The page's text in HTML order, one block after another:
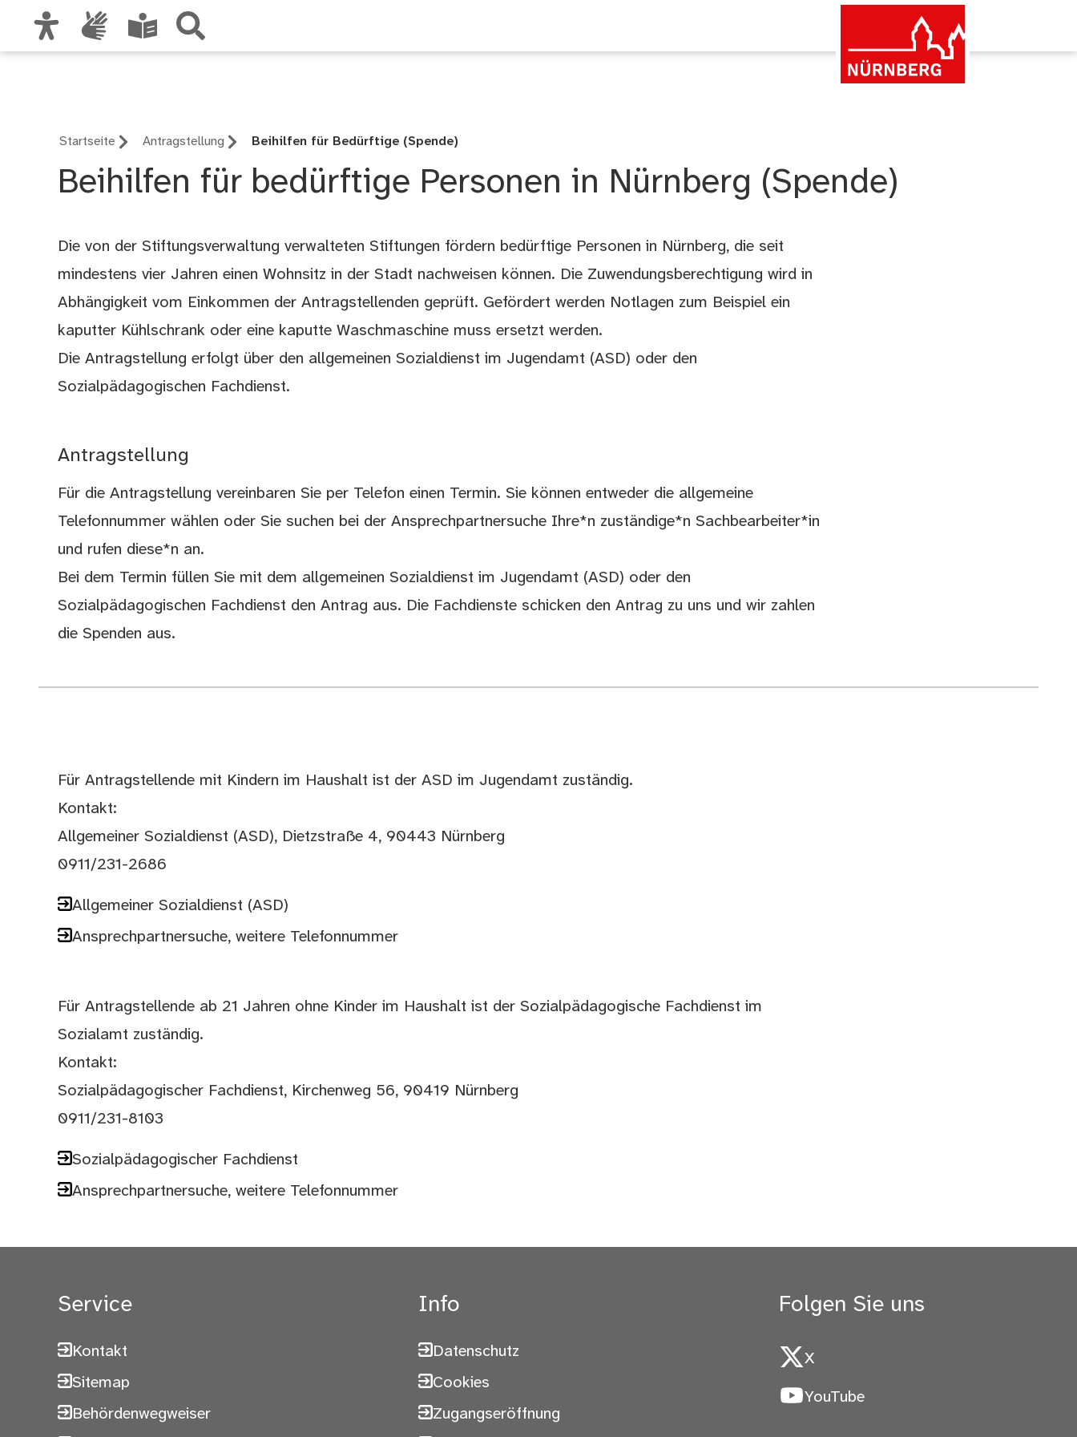
Startseite Antragstellung Beihilfen für Bedürftige (Spende)
Beihilfen für bedürftige Personen in Nürnberg (Spende)
Die von der Stiftungsverwaltung verwalteten Stiftungen fördern bedürftige Personen in Nürnberg, die seit
mindestens vier Jahren einen Wohnsitz in der Stadt nachweisen können. Die Zuwendungsberechtigung wird in
Abhängigkeit vom Einkommen der Antragstellenden geprüft. Gefördert werden Notlagen zum Beispiel ein
kaputter Kühlschrank oder eine kaputte Waschmaschine muss ersetzt werden.
Die Antragstellung erfolgt über den allgemeinen Sozialdienst im Jugendamt (ASD) oder den
Sozialpädagogischen Fachdienst.
Antragstellung
Für die Antragstellung vereinbaren Sie per Telefon einen Termin. Sie können entweder die allgemeine
Telefonnummer wählen oder Sie suchen bei der Ansprechpartnersuche Ihre*n zuständige*n Sachbearbeiter*in
und rufen diese*n an.
Bei dem Termin füllen Sie mit dem allgemeinen Sozialdienst im Jugendamt (ASD) oder den
Sozialpädagogischen Fachdienst den Antrag aus. Die Fachdienste schicken den Antrag zu uns und wir zahlen
die Spenden aus.
Für Antragstellende mit Kindern im Haushalt ist der ASD im Jugendamt zuständig.
Kontakt:
Allgemeiner Sozialdienst (ASD), Dietzstraße 4, 90443 Nürnberg
0911/231-2686
Allgemeiner Sozialdienst (ASD)
Ansprechpartnersuche, weitere Telefonnummer
Für Antragstellende ab 21 Jahren ohne Kinder im Haushalt ist der Sozialpädagogische Fachdienst im
Sozialamt zuständig.
Kontakt:
Sozialpädagogischer Fachdienst, Kirchenweg 56, 90419 Nürnberg
0911/231-8103
Sozialpädagogischer Fachdienst
Ansprechpartnersuche, weitere Telefonnummer
Service
Kontakt
Sitemap
Behördenwegweiser
Info
Datenschutz
Cookies
Zugangseröffnung
Folgen Sie uns
X
YouTube